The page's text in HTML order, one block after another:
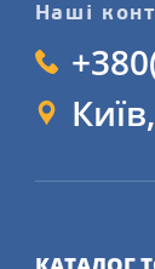
Наші